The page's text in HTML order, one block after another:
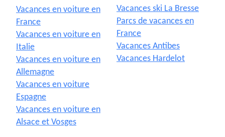
Vacances en voiture en
France
Vacances en voiture en
Italie
Vacances en voiture en
Allemagne
Vacances en voiture
Espagne
Vacances en voiture en
Alsace et Vosges
Vacances ski La Bresse
Parcs de vacances en
France
Vacances Antibes
Vacances Hardelot